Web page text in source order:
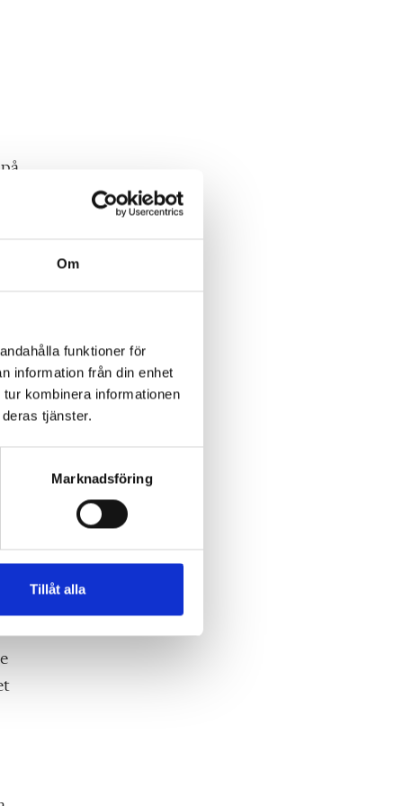
Om
funktioner för
information från din enhet
kombinera informationen
tjänster.
Marknadsföring
Tillåt alla